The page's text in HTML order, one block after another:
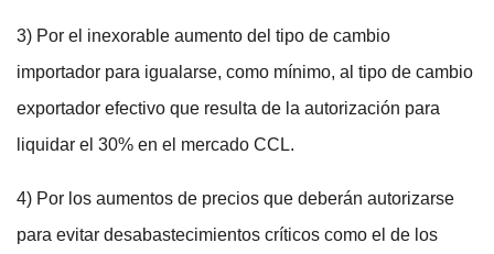
3) Por el inexorable aumento del tipo de cambio
importador para igualarse, como mínimo, al tipo de cambio
exportador efectivo que resulta de la autorización para
liquidar el 30% en el mercado CCL.
4) Por los aumentos de precios que deberán autorizarse
para evitar desabastecimientos críticos como el de los